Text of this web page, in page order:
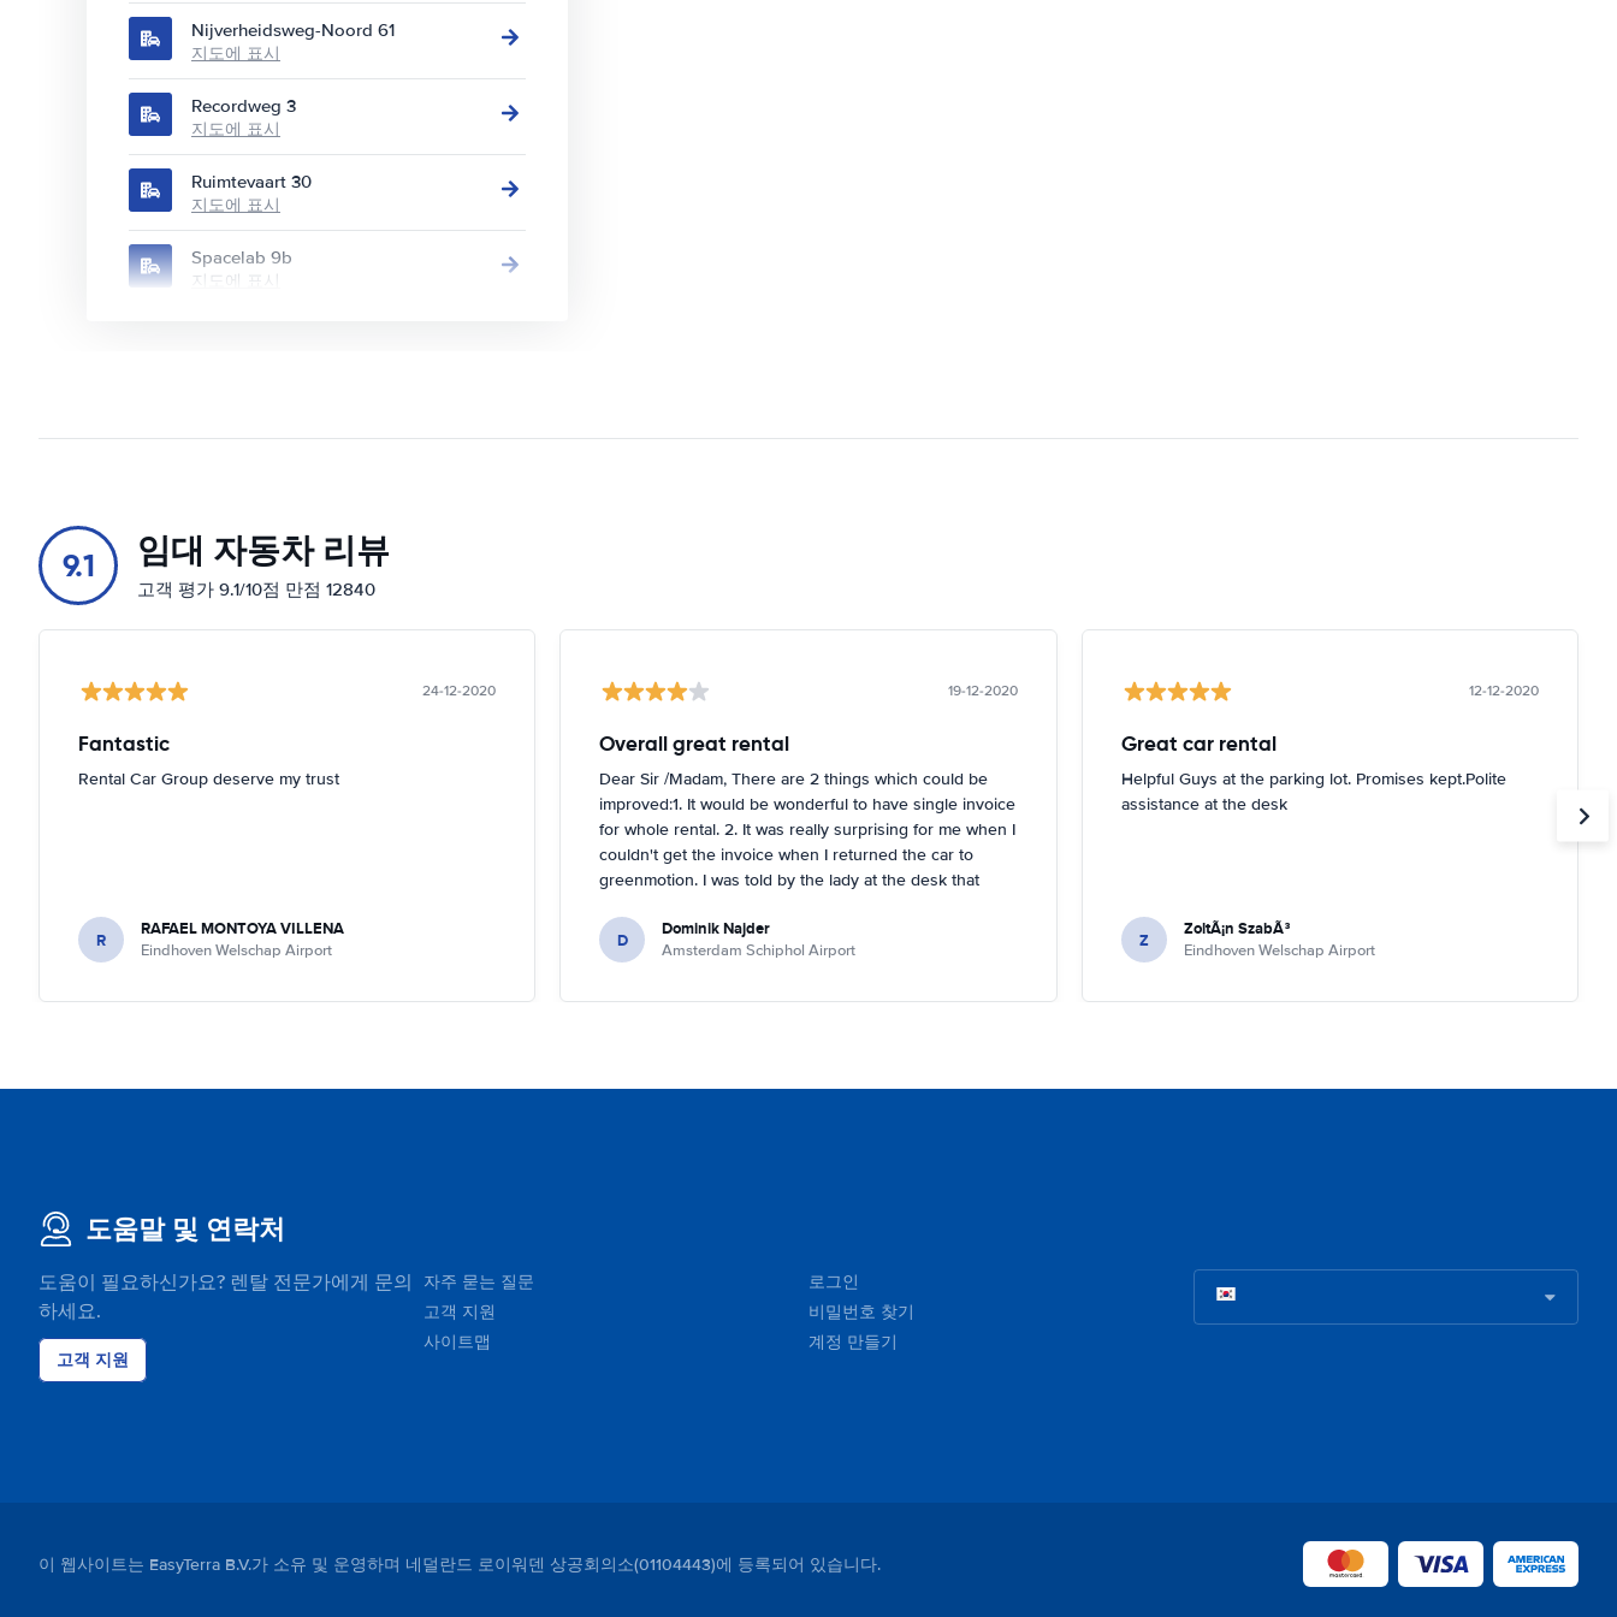
Nijverheidsweg-Noord 61
지도에 표시
Recordweg 3
지도에 표시
Ruimtevaart 30
지도에 표시
Spacelab 9b
지도에 표시
9.1 임대 자동차 리뷰
고객 평가 9.1/10점 만점 12840
24-12-2020
Fantastic
Rental Car Group deserve my trust
R RAFAEL MONTOYA VILLENA
Eindhoven Welschap Airport
19-12-2020
Overall great rental
Dear Sir /Madam, There are 2 things which could be
improved:1. It would be wonderful to have single invoice
for whole rental. 2. It was really surprising for me when I
couldn't get the invoice when I returned the car to
greenmotion. I was told by the lady at the desk that
after that the invoice will be sent to my email address.
I'm not sure if it's a problem to check the car with flash
with the car overnight on the parking I would be
D Dominik Najder
Amsterdam Schiphol Airport
12-12-2020
Great car rental
Helpful Guys at the parking lot. Promises kept.Polite
assistance at the desk
Z ZoltÃ¡n SzabÃ³
Eindhoven Welschap Airport
도움말 및 연락처
도움이 필요하신가요? 렌탈 전문가에게 문의
하세요.
고객 지원
자주 묻는 질문
고객 지원
사이트맵
로그인
비밀번호 찾기
계정 만들기
이 웹사이트는 EasyTerra B.V.가 소유 및 운영하며 네덜란드 로이워덴 상공회의소(01104443)에 등록되어 있습니다.